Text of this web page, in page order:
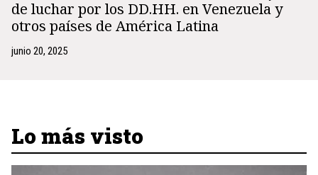
de luchar por los DD.HH. en Venezuela y
otros países de América Latina
junio 20, 2025
Lo más visto